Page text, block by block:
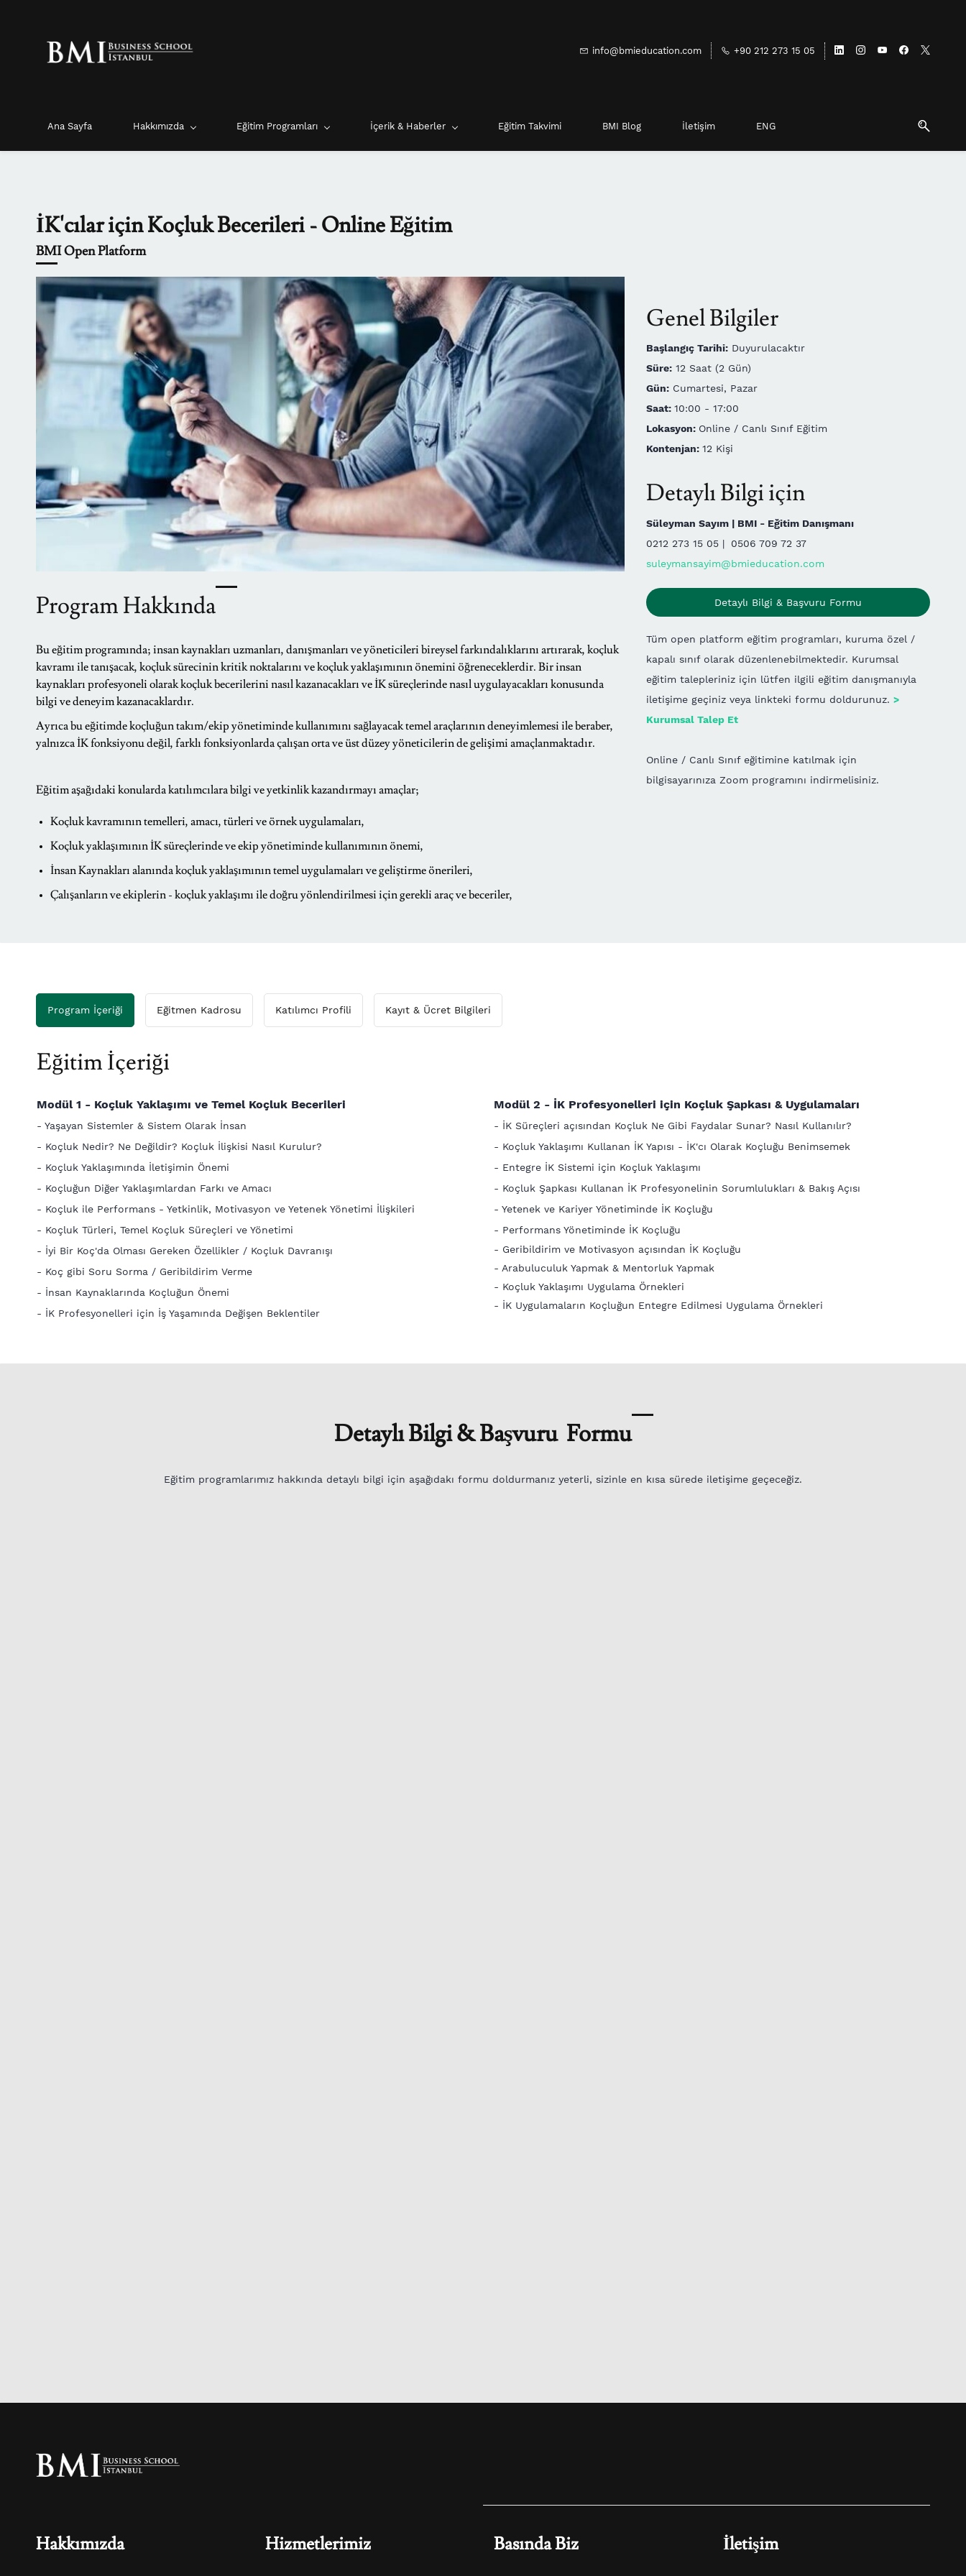
info@bmieducation.com +90 212 273 15 05
Ana Sayfa Hakkımızda Eğitim Programları İçerik & Haberler Eğitim Takvimi BMI Blog İletişim ENG
İK'cılar için Koçluk Becerileri - Online Eğitim
BMI Open Platform
Program Hakkında
Bu eğitim programında; insan kaynakları uzmanları, danışmanları ve yöneticileri bireyselfarkındalıklarını artırarak, koçluk
kavramı ile tanışacak, koçluk sürecinin kritik noktalarını ve koçluk yaklaşımının önemini öğreneceklerdir. Bir insan
kaynakları profesyoneli olarak koçluk becerilerini nasıl kazanacakları ve İK süreçlerinde nasıl uygulayacakları konusunda
bilgi ve deneyim kazanacaklardır.
Ayrıca bu eğitimde koçluğun takım/ekip yönetiminde kullanımını sağlayacak temel araçlarının deneyimlemesi ile beraber,
yalnızca İK fonksiyonu değil, farklı fonksiyonlarda çalışan orta ve üst düzey yöneticilerin de gelişimi amaçlanmaktadır.
Eğitim aşağıdaki konularda katılımcılara bilgi ve yetkinlik kazandırmayı amaçlar;
Koçluk kavramının temelleri, amacı, türleri ve örnek uygulamaları,
Koçluk yaklaşımının İK süreçlerinde ve ekip yönetiminde kullanımının önemi,
İnsan Kaynakları alanında koçluk yaklaşımının temel uygulamaları ve geliştirme önerileri,
Çalışanların ve ekiplerin - koçluk yaklaşımı ile doğru yönlendirilmesi için gerekli araç ve beceriler,
Genel Bilgiler
Başlangıç Tarihi: Duyurulacaktır
Süre: 12 Saat (2 Gün)
Gün: Cumartesi, Pazar
Saat:10:00 - 17:00
Lokasyon: Online / Canlı Sınıf Eğitim
Kontenjan:12 Kişi
Detaylı Bilgi için
Süleyman Sayım | BMI - Eğitim Danışmanı
0212 273 15 05 |
0506 709 72 37
suleymansayim@bmieducation.com
Detaylı Bilgi & Başvuru Formu
Tüm open platform eğitim programları, kuruma özel /
kapalı sınıf olarak düzenlenebilmektedir. Kurumsal
eğitim talepleriniz için lütfen ilgili eğitim danışmanıyla
iletişime geçiniz veya linkteki formu doldurunuz.>
Kurumsal Talep Et
Online / Canlı Sınıf eğitimine katılmak için
bilgisayarınıza Zoom programını indirmelisiniz.
Program İçeriği Eğitmen Kadrosu Katılımcı Profili Kayıt & Ücret Bilgileri
Eğitim İçeriği
Modül 1 - Koçluk Yaklaşımı ve Temel Koçluk Becerileri
- Yaşayan Sistemler & Sistem Olarak İnsan
- Koçluk Nedir? Ne Değildir? Koçluk İlişkisi Nasıl Kurulur?
- Koçluk Yaklaşımında İletişimin Önemi
- Koçluğun Diğer Yaklaşımlardan Farkı ve Amacı
- Koçluk ile Performans - Yetkinlik, Motivasyon ve Yetenek Yönetimi İlişkileri
- Koçluk Türleri, Temel Koçluk Süreçleri ve Yönetimi
- İyi Bir Koç'da Olması Gereken Özellikler / Koçluk Davranışı
- Koç gibi Soru Sorma / Geribildirim Verme
- İnsan Kaynaklarında Koçluğun Önemi
- İK Profesyonelleri için İş Yaşamında Değişen Beklentiler
Modül 2 - İK Profesyonelleri için Koçluk Şapkası & Uygulamaları
- İK Süreçleri açısından Koçluk Ne Gibi Faydalar Sunar? Nasıl Kullanılır?
- Koçluk Yaklaşımı Kullanan İK Yapısı - İK'cı Olarak Koçluğu Benimsemek
- Entegre İK Sistemi için Koçluk Yaklaşımı
- Koçluk Şapkası Kullanan İK Profesyonelinin Sorumlulukları & Bakış Açısı
- Yetenek ve Kariyer Yönetiminde İK Koçluğu
- Performans Yönetiminde İK Koçluğu
- Geribildirim ve Motivasyon açısından İK Koçluğu
- Arabuluculuk Yapmak & Mentorluk Yapmak
- Koçluk Yaklaşımı Uygulama Örnekleri
- İK Uygulamaların Koçluğun Entegre Edilmesi Uygulama Örnekleri
Detaylı Bilgi & Başvuru Formu
Eğitim programlarımız hakkında detaylı bilgi için aşağıdakı formu doldurmanız yeterli, sizinle en kısa sürede iletişime geçeceğiz.
Hakkımızda Hizmetlerimiz Basında Biz İletişim